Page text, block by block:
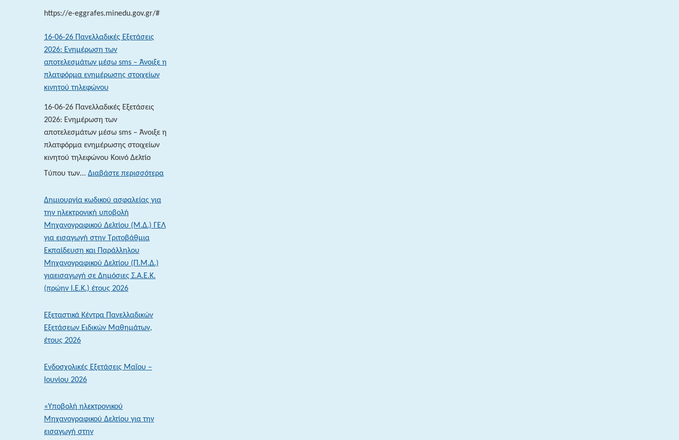
https://e-eggrafes.minedu.gov.gr/#
16-06-26 Πανελλαδικές Εξετάσεις
2026: Ενημέρωση των
αποτελεσμάτων μέσω sms – Άνοιξε η
πλατφόρμα ενημέρωσης στοιχείων
κινητού τηλεφώνου
16-06-26 Πανελλαδικές Εξετάσεις
2026: Ενημέρωση των
αποτελεσμάτων μέσω sms – Άνοιξε η
πλατφόρμα ενημέρωσης στοιχείων
κινητού τηλεφώνου Κοινό Δελτίο
Τύπου των... Διαβάστε περισσότερα
Εξετάσεις
Δημιουργία κωδικού ασφαλείας για
την ηλεκτρονική υποβολή
Μηχανογραφικού Δελτίου (Μ.Δ.) ΓΕΛ
για εισαγωγή στην Τριτοβάθμια
Εκπαίδευση και Παράλληλου
Μηχανογραφικού Δελτίου (Π.Μ.Δ.)
γιαεισαγωγή σε Δημόσιες Σ.Α.Ε.Κ.
(πρώην Ι.Ε.Κ.) έτους 2026
Εξεταστικά Κέντρα Πανελλαδικών
Εξετάσεων Ειδικών Μαθημάτων,
έτους 2026
Ενδοσχολικές Εξετάσεις Μαΐου –
Ιουνίου 2026
«Υποβολή ηλεκτρονικού
Μηχανογραφικού Δελτίου για την
εισαγωγή στην